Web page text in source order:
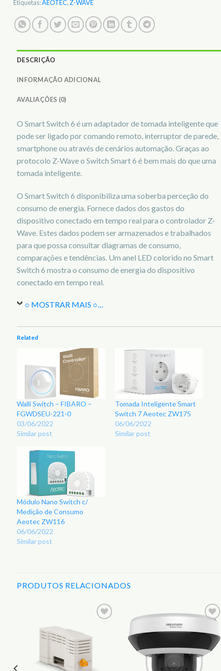
Etiquetas:AEOTEC, Z-WAVE
DESCRIÇÃO
INFORMAÇÃO ADICIONAL
AVALIAÇÕES (0)
O Smart Switch 6 é um adaptador de tomada inteligente que
pode ser ligado por comando remoto, interruptor de parede,
smartphone ou através de cenários automação. Graças ao
protocolo Z-Wave o Switch Smart 6 é bem mais do que uma
tomada inteligente.
O Smart Switch 6 disponibiliza uma soberba perceção do
consumo de energia. Fornece dados dos gastos do
dispositivo conectado em tempo real para o controlador Z-
Wave. Estes dados podem ser armazenados e trabalhados
para que possa consultar diagramas de consumo,
comparações e tendências. Um anel LED colorido no Smart
Switch 6 mostra o consumo de energia do dispositivo
conectado em tempo real.
○ MOSTRAR MAIS ○…
Related
Walli Switch – FIBARO –
FGWDSEU-221-0
03/06/2022
Similar post
Tomada Inteligente Smart
Switch 7 Aeotec ZW175
06/06/2022
Similar post
Módulo Nano Switch c/
Medição de Consumo
Aeotec ZW116
06/06/2022
Similar post
PRODUTOS RELACIONADOS
Favoritos
aos